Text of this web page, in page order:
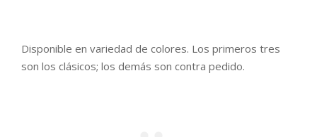
Disponible en variedad de colores. Los primeros tres
son los clásicos; los demás son contra pedido.